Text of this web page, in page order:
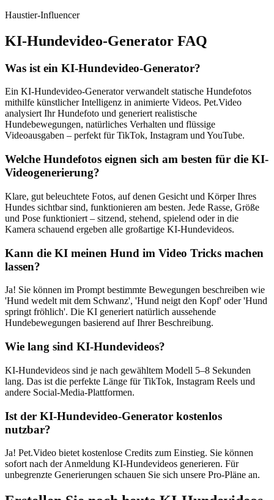
Haustier-Influencer
KI-Hundevideo-Generator FAQ
Was ist ein KI-Hundevideo-Generator?
Ein KI-Hundevideo-Generator verwandelt statische Hundefotos
mithilfe künstlicher Intelligenz in animierte Videos. Pet.Video
analysiert Ihr Hundefoto und generiert realistische
Hundebewegungen, natürliches Verhalten und flüssige
Videoausgaben – perfekt für TikTok, Instagram und YouTube.
Welche Hundefotos eignen sich am besten für die KI-
Videogenerierung?
Klare, gut beleuchtete Fotos, auf denen Gesicht und Körper Ihres
Hundes sichtbar sind, funktionieren am besten. Jede Rasse, Größe
und Pose funktioniert – sitzend, stehend, spielend oder in die
Kamera schauend ergeben alle großartige KI-Hundevideos.
Kann die KI meinen Hund im Video Tricks machen
lassen?
Ja! Sie können im Prompt bestimmte Bewegungen beschreiben wie
'Hund wedelt mit dem Schwanz', 'Hund neigt den Kopf' oder 'Hund
springt fröhlich'. Die KI generiert natürlich aussehende
Hundebewegungen basierend auf Ihrer Beschreibung.
Wie lang sind KI-Hundevideos?
KI-Hundevideos sind je nach gewähltem Modell 5–8 Sekunden
lang. Das ist die perfekte Länge für TikTok, Instagram Reels und
andere Social-Media-Plattformen.
Ist der KI-Hundevideo-Generator kostenlos
nutzbar?
Ja! Pet.Video bietet kostenlose Credits zum Einstieg. Sie können
sofort nach der Anmeldung KI-Hundevideos generieren. Für
unbegrenzte Generierungen schauen Sie sich unsere Pro-Pläne an.